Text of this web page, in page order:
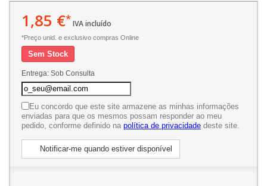
1,85 €*IVA incluído
*Preço unid. e exclusivo compras Online
Sem Stock
Entrega: Sob Consulta
Eu concordo que este site armazene as minhas informações
enviadas para que os mesmos possam responder ao meu
pedido, conforme definido na política de privacidade deste site.
Notificar-me quando estiver disponível